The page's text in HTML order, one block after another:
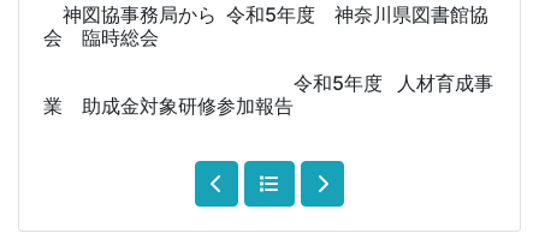
神図協事務局から 令和5年度 神奈川県図書館協
会 臨時総会
令和5年度 人材育成事
業 助成金対象研修参加報告